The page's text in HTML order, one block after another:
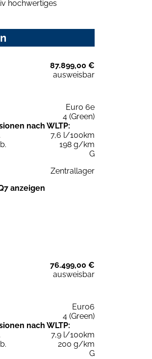
hochwertiges
87.899,00 €
ausweisbar
Euro 6e
4 (Green)
nach WLTP:
7,6 l/100km
198 g/km
G
Zentrallager
anzeigen
76.499,00 €
ausweisbar
Euro6
4 (Green)
nach WLTP:
7,9 l/100km
200 g/km
G